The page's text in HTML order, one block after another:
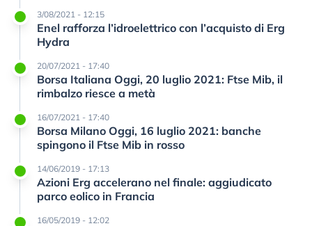
3/08/2021 - 12:15
Enel rafforza l’idroelettrico con l’acquisto di Erg
Hydra
20/07/2021 - 17:40
Borsa Italiana Oggi, 20 luglio 2021: Ftse Mib, il
rimbalzo riesce a metà
16/07/2021 - 17:40
Borsa Milano Oggi, 16 luglio 2021: banche
spingono il Ftse Mib in rosso
14/06/2019 - 17:13
Azioni Erg accelerano nel finale: aggiudicato
parco eolico in Francia
16/05/2019 - 12:02